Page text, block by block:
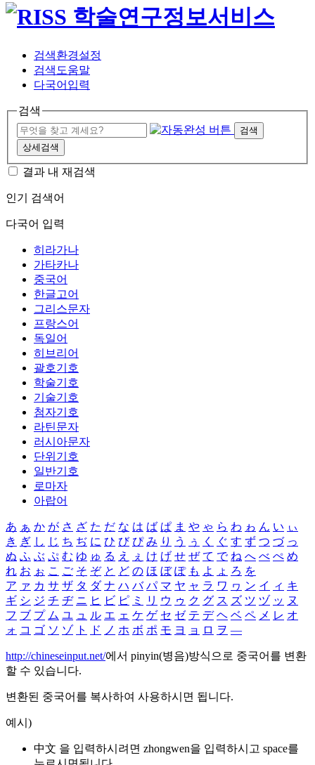
검색환경설정
검색도움말
다국어입력
검색
검색
상세검색
결과 내 재검색
인기 검색어
다국어 입력
히라가나
가타카나
중국어
한글고어
그리스문자
프랑스어
독일어
히브리어
괄호기호
학술기호
기술기호
첨자기호
라틴문자
러시아문자
단위기호
일반기호
로마자
아랍어
あ ぁ か が さ ざ た だ な は ば ぱ ま や ゃ ら わ ゎ ん い ぃ
き ぎ し じ ち ぢ に ひ び ぴ み り う ぅ く ぐ す ず つ づ っ
ぬ ふ ぶ ぷ む ゆ ゅ る え ぇ け げ せ ぜ て で ね へ べ ぺ め
れ お ぉ こ ご そ ぞ と ど の ほ ぼ ぽ も よ ょ ろ を
ア ァ カ サ ザ タ ダ ナ ハ バ パ マ ヤ ャ ラ ワ ヮ ン イ ィ キ
ギ シ ジ チ ヂ ニ ヒ ビ ピ ミ リ ウ ゥ ク グ ス ズ ツ ヅ ッ ヌ
フ ブ プ ム ユ ュ ル エ ェ ケ ゲ セ ゼ テ デ ヘ ベ ペ メ レ オ
ォ コ ゴ ソ ゾ ト ド ノ ホ ボ ポ モ ヨ ョ ロ ヲ ―
http://chineseinput.net/에서 pinyin(병음)방식으로 중국어를 변환
할 수 있습니다.
변환된 중국어를 복사하여 사용하시면 됩니다.
예시)
中文 을 입력하시려면 zhongwen을 입력하시고 space를